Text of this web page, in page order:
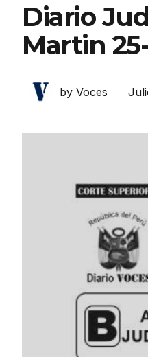
Diario
Martin
by Voces